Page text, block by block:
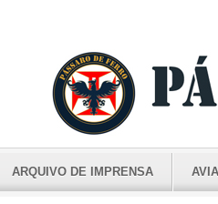
ARQUIVO DE IMPRENSA